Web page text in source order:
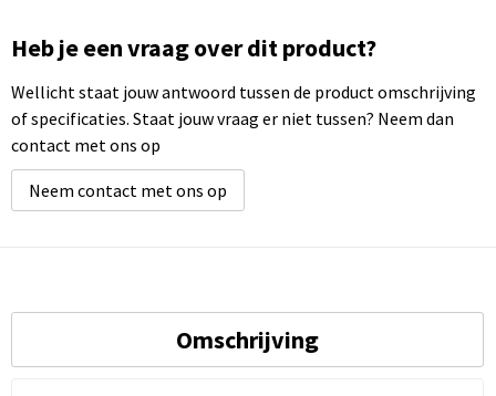
Heb je een vraag over dit product?
Wellicht staat jouw antwoord tussen de product omschrijving
of specificaties. Staat jouw vraag er niet tussen? Neem dan
contact met ons op
Neem contact met ons op
Omschrijving